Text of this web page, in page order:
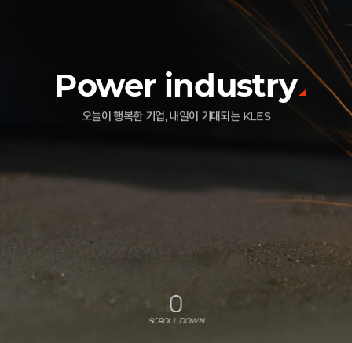
Power industry
보이지 않는 가치를 위해 일하는 사람들
같이 있는 KLES, 같이 가는 KLES
오늘이 행복한 기업, 내일이 기대되는 KLES
SCROLL DOWN